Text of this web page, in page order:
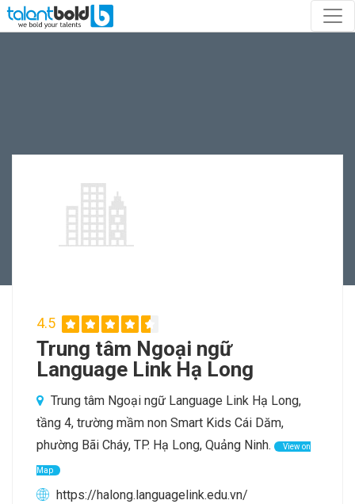
4.5
Trung tâm Ngoại ngữ
Language Link Hạ Long
Trung tâm Ngoại ngữ Language Link Hạ Long,
tầng 4, trường mầm non Smart Kids Cái Dăm,
phường Bãi Cháy, TP. Hạ Long, Quảng Ninh.
View on
Map
https://halong.languagelink.edu.vn/